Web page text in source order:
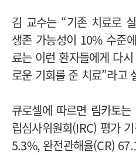
김 교수는 “기존 치료로
생존 가능성이 10% 수준
료는 이런 환자들에게 다
로운 기회를 준 치료”라고
큐로셀에 따르면 림카토
립심사위원회(IRC) 평가
5.3%, 완전관해율(CR)